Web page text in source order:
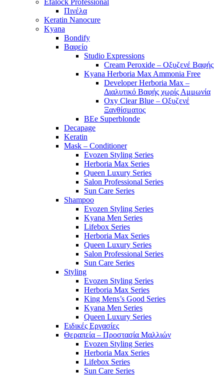
Πινέλα
Keratin Nanocure
Kyana
Bondify
Βαφείο
Studio Expressions
Cream Peroxide – Οξυζενέ Βαφής
Kyana Herboria Max Ammonia Free
Developer Herboria Max –
Διαλυτικό Βαφής χωρίς Αμμωνία
Oxy Clear Blue – Οξυζενέ
Ξανθίσματος
BEe Superblonde
Decapage
Keratin
Mask – Conditioner
Evozen Styling Series
Herboria Max Series
Queen Luxury Series
Salon Professional Series
Sun Care Series
Shampoo
Evozen Styling Series
Kyana Men Series
Lifebox Series
Herboria Max Series
Queen Luxury Series
Salon Professional Series
Sun Care Series
Styling
Evozen Styling Series
Herboria Max Series
King Mens’s Good Series
Kyana Men Series
Queen Luxury Series
Ειδικές Εργασίες
Θεραπεία – Προστασία Μαλλιών
Evozen Styling Series
Herboria Max Series
Lifebox Series
Sun Care Series